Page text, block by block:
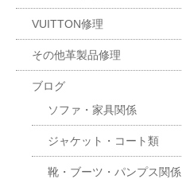
VUITTON修理
その他革製品修理
ブログ
ソファ・家具関係
ジャケット・コート類
靴・ブーツ・パンプス関係